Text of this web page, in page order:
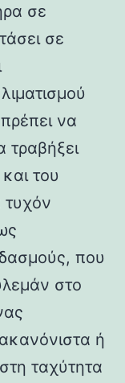
σε
σε
να
τραβήξει
του
τυχόν
που
στο
ή
ταχύτητα